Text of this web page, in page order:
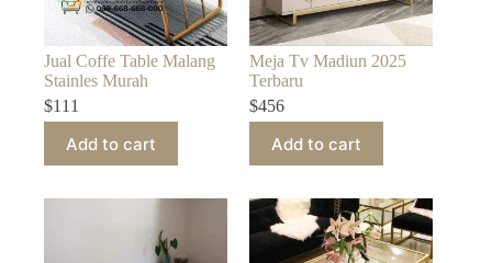
Jual Coffe Table Malang
Stainles Murah
$111
Add to cart
Meja Tv Madiun 2025
Terbaru
$456
Add to cart